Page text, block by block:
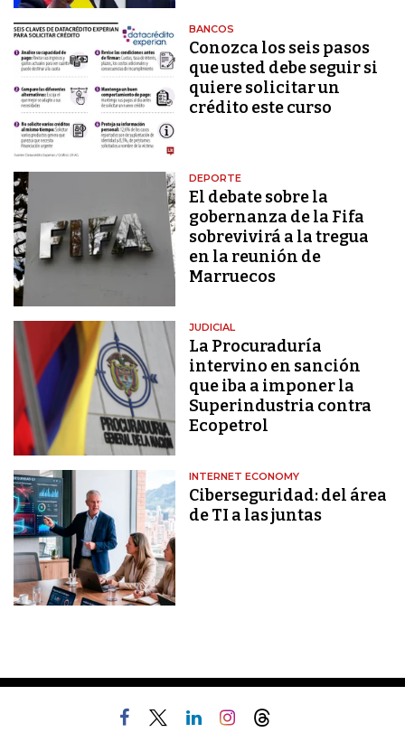
BANCOS
Conozca los seis pasos
que usted debe seguir si
quiere solicitar un
crédito este curso
DEPORTE
El debate sobre la
gobernanza de la Fifa
sobrevivirá a la tregua
en la reunión de
Marruecos
JUDICIAL
La Procuraduría
intervino en sanción
que iba a imponer la
Superindustria contra
Ecopetrol
INTERNET ECONOMY
Ciberseguridad: del área
de TI a las juntas